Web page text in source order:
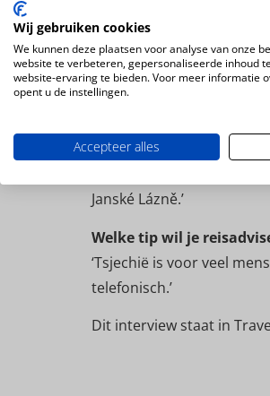
schelen behoorlijk: een
negen jaar, waarbij er
Wat heeft Tsjechië te
‘Tsjechië biedt een
faciliteiten, zoals
sneeuwschoenwandelen
idyllische bergdorpjes
Janské Lázně.’
Welke tip wil je
‘Tsjechië is voor veel
telefonisch.’
Dit interview staat in
Wij gebruiken cookies
We kunnen deze plaatsen voor analyse van onze
website te verbeteren, gepersonaliseerde inhoud
website-ervaring te bieden. Voor meer informatie
opent u de instellingen.
Accepteer alles